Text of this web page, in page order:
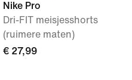
Nike Pro
Dri-FIT meisjesshorts
(ruimere maten)
€ 27,99